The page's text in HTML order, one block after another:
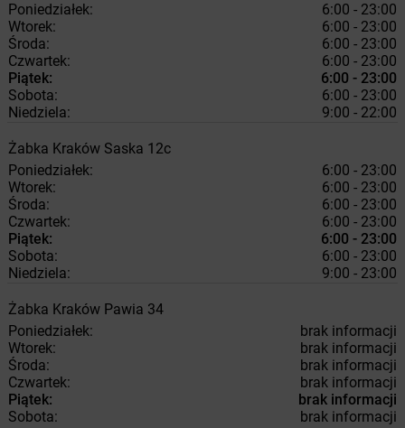
Poniedziałek:
6:00 - 23:00
Wtorek:
6:00 - 23:00
Środa:
6:00 - 23:00
Czwartek:
6:00 - 23:00
Piątek:
6:00 - 23:00
Sobota:
6:00 - 23:00
Niedziela:
9:00 - 22:00
Żabka Kraków Saska 12c
Poniedziałek:
6:00 - 23:00
Wtorek:
6:00 - 23:00
Środa:
6:00 - 23:00
Czwartek:
6:00 - 23:00
Piątek:
6:00 - 23:00
Sobota:
6:00 - 23:00
Niedziela:
9:00 - 23:00
Żabka Kraków Pawia 34
Poniedziałek:
brak informacji
Wtorek:
brak informacji
Środa:
brak informacji
Czwartek:
brak informacji
Piątek:
brak informacji
Sobota:
brak informacji